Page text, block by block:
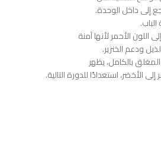
إلى داخل الوحدة.
ودعم الخنزير.
الأخضر، استعدادًا للدورة التالية.